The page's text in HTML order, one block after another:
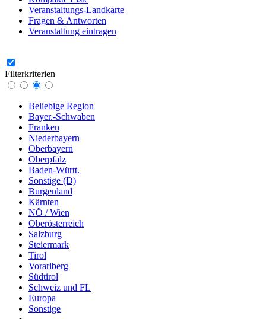
Veranstaltungs-Landkarte
Fragen & Antworten
Veranstaltung eintragen
Filterkriterien
Beliebige Region
Bayer.-Schwaben
Franken
Niederbayern
Oberbayern
Oberpfalz
Baden-Württ.
Sonstige (D)
Burgenland
Kärnten
NÖ / Wien
Oberösterreich
Salzburg
Steiermark
Tirol
Vorarlberg
Südtirol
Schweiz und FL
Europa
Sonstige